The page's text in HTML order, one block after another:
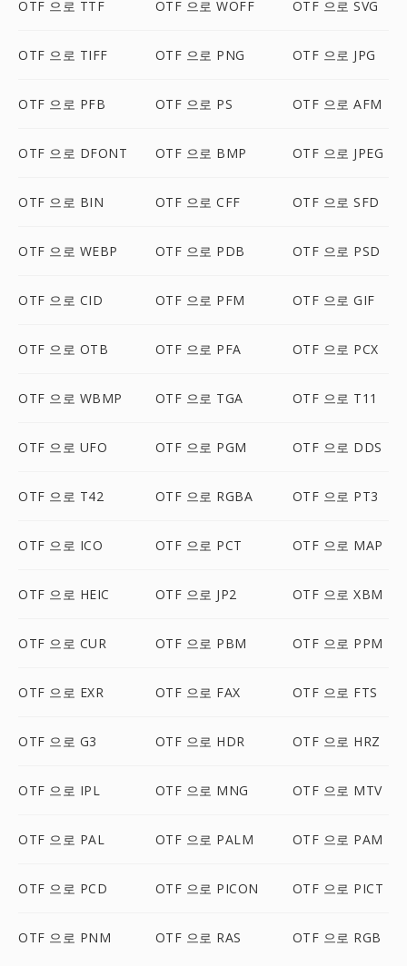
OTF 으로 TTF OTF 으로 WOFF OTF 으로 SVG
OTF 으로 TIFF OTF 으로 PNG OTF 으로 JPG
OTF 으로 PFB OTF 으로 PS OTF 으로 AFM
OTF 으로 DFONT OTF 으로 BMP OTF 으로 JPEG
OTF 으로 BIN OTF 으로 CFF OTF 으로 SFD
OTF 으로 WEBP OTF 으로 PDB OTF 으로 PSD
OTF 으로 CID OTF 으로 PFM OTF 으로 GIF
OTF 으로 OTB OTF 으로 PFA OTF 으로 PCX
OTF 으로 WBMP OTF 으로 TGA OTF 으로 T11
OTF 으로 UFO OTF 으로 PGM OTF 으로 DDS
OTF 으로 T42 OTF 으로 RGBA OTF 으로 PT3
OTF 으로 ICO OTF 으로 PCT OTF 으로 MAP
OTF 으로 HEIC OTF 으로 JP2 OTF 으로 XBM
OTF 으로 CUR OTF 으로 PBM OTF 으로 PPM
OTF 으로 EXR OTF 으로 FAX OTF 으로 FTS
OTF 으로 G3 OTF 으로 HDR OTF 으로 HRZ
OTF 으로 IPL OTF 으로 MNG OTF 으로 MTV
OTF 으로 PAL OTF 으로 PALM OTF 으로 PAM
OTF 으로 PCD OTF 으로 PICON OTF 으로 PICT
OTF 으로 PNM OTF 으로 RAS OTF 으로 RGB